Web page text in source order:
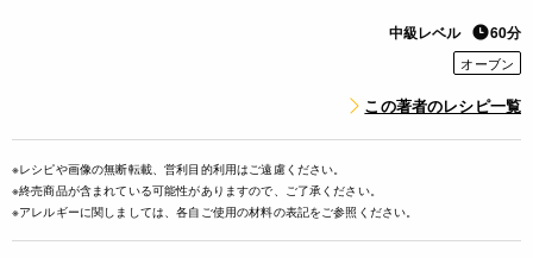
中級レベル 60分
オーブン
この著者のレシピ一覧
※レシピや画像の無断転載、営利目的利用はご遠慮ください。
※終売商品が含まれている可能性がありますので、ご了承ください。
※アレルギーに関しましては、各自ご使用の材料の表記をご参照ください。